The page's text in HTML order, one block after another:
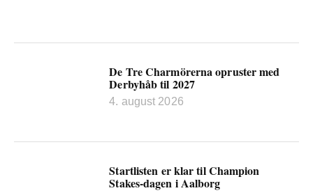
De Tre Charmörerna opruster med
Derbyhåb til 2027
4. august 2026
Startlisten er klar til Champion
Stakes-dagen i Aalborg